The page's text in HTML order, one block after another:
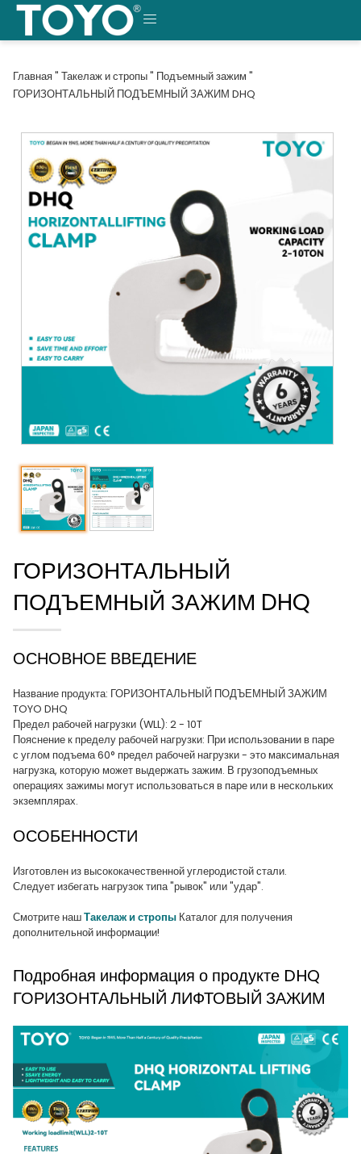
Перейти
содержанию
МЕНЮ
Главная" Такелаж и стропы" Подъемный зажим "
ГОРИЗОНТАЛЬНЫЙ ПОДЪЕМНЫЙ ЗАЖИМ DHQ
ГОРИЗОНТАЛЬНЫЙ
ПОДЪЕМНЫЙ ЗАЖИМ DHQ
ОСНОВНОЕ ВВЕДЕНИЕ
Название продукта: ГОРИЗОНТАЛЬНЫЙ ПОДЪЕМНЫЙ ЗАЖИМ
TOYO DHQ
Предел рабочей нагрузки (WLL): 2 - 10T
Пояснение к пределу рабочей нагрузки: При использовании в паре
с углом подъема 60° предел рабочей нагрузки - это максимальная
нагрузка, которую может выдержать зажим. В грузоподъемных
операциях зажимы могут использоваться в паре или в нескольких
экземплярах.
ОСОБЕННОСТИ
Изготовлен из высококачественной углеродистой стали.
Следует избегать нагрузок типа "рывок" или "удар".
Смотрите нашТакелаж и стропы Каталог для получения
дополнительной информации!
Подробная информация о продукте DHQ
ГОРИЗОНТАЛЬНЫЙ ЛИФТОВЫЙ ЗАЖИМ